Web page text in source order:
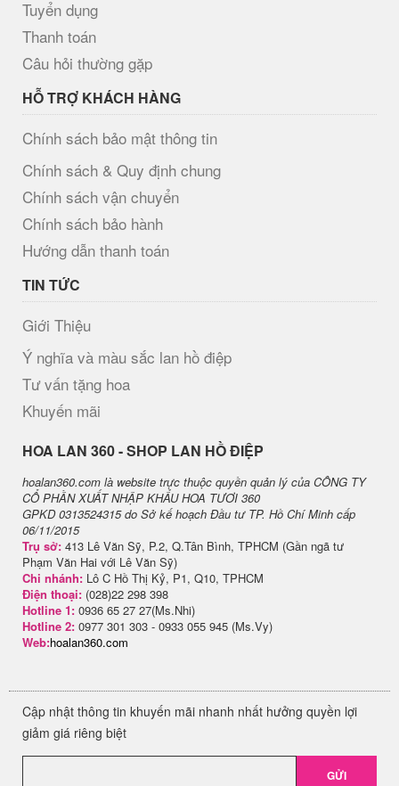
Tuyển dụng
Thanh toán
Câu hỏi thường gặp
HỖ TRỢ KHÁCH HÀNG
Chính sách bảo mật thông tin
Chính sách & Quy định chung
Chính sách vận chuyển
Chính sách bảo hành
Hướng dẫn thanh toán
TIN TỨC
Giới Thiệu
Ý nghĩa và màu sắc lan hồ điệp
Tư vấn tặng hoa
Khuyến mãi
H​OA LAN 360 - SHOP LAN HỒ ĐIỆP
hoalan360.com là website trực thuộc quyền quản lý của CÔNG TY
CỔ PHẦN XUẤT NHẬP KHẨU HOA TƯƠI 360
GPKD 0313524315 do Sở kế hoạch Đầu tư TP. Hồ Chí Minh cấp
06/11/2015
Trụ sở: 413 Lê Văn Sỹ, P.2, Q.Tân Bình, TPHCM (Gần ngã tư
Phạm Văn Hai với Lê Văn Sỹ)
Chi nhánh: Lô C Hồ Thị Kỷ, P1, Q10, TPHCM
Điện thoại: (028)22 298 398
Hotline 1: 0936 65 27 27(Ms.Nhi)
Hotline 2: 0977 301 303 - 0933 055 945 (Ms.Vy)
Web:hoalan360.com
Cập nhật thông tin khuyến mãi nhanh nhất hưởng quyền lợi
giảm giá riêng biệt
GỬI